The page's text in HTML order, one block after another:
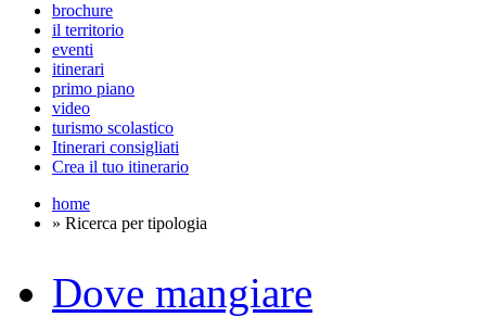
brochure
il territorio
eventi
itinerari
primo piano
video
turismo scolastico
Itinerari consigliati
Crea il tuo itinerario
home
» Ricerca per tipologia
Dove mangiare